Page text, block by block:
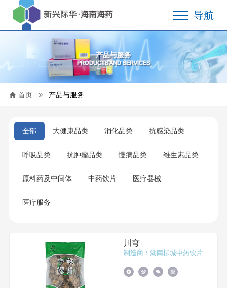
导航
产品与服务
PRODUCTS AND SERVICES
首页 产品与服务
全部 大健康品类 消化品类 抗感染品类
呼吸品类 抗肿瘤品类 慢病品类 维生素品类
原料药及中间体 中药饮片 医疗器械
医疗服务
川穹
制造商：湖南柳城中药饮片有限公司